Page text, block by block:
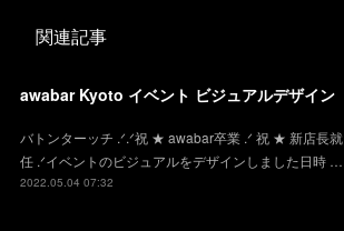
関連記事
awabar Kyoto イベント ビジュアルデザイン
バトンターッチ .ᐟ.ᐟ祝 ★ awabar卒業 .ᐟ 祝 ★ 新店長就
任 .ᐟイベントのビジュアルをデザインしました日時 …
2022.05.04 07:32